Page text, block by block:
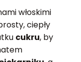
włoskimi
ciepły
cukru, by